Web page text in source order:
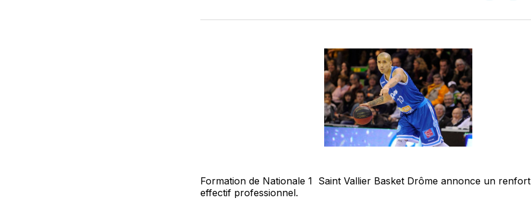
Formation de Nationale 1 Saint Vallier Basket Drôme annonce un
effectif professionnel.